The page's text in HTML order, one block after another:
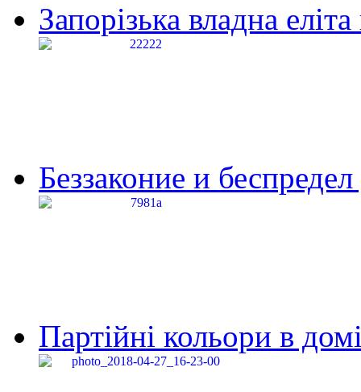
Запорізька владна
Беззаконие и
Партійні кольори в